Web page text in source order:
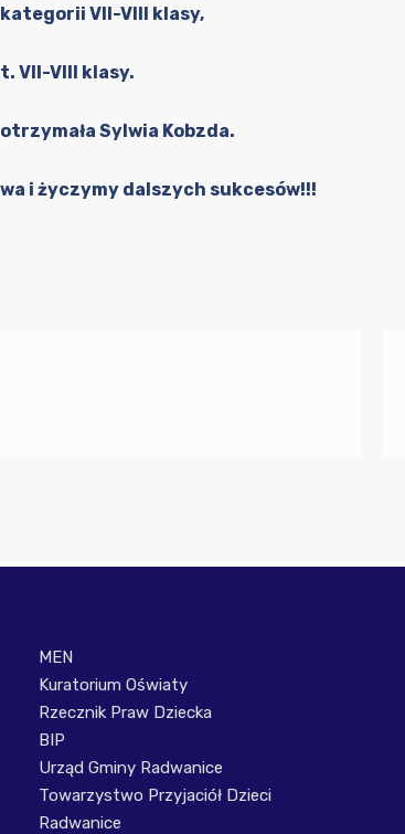
VII-VIII klasy,
VII-VIII klasy.
Sylwia Kobzda.
i życzymy dalszych sukcesów!!!
MEN
Kuratorium Oświaty
Rzecznik Praw Dziecka
BIP
Urząd Gminy Radwanice
Towarzystwo Przyjaciół Dzieci
Radwanice